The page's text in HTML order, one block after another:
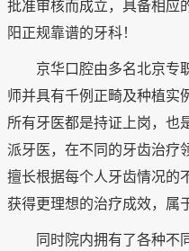
批准审核而成立，具备相应
阳正规靠谱的牙科！
京华口腔由多名北京专
师并具有千例正畸及种植实
所有牙医都是持证上岗，也
派牙医，在不同的牙齿治疗
擅长根据每个人牙齿情况的
获得更理想的治疗成效，属
同时院内拥有了各种不